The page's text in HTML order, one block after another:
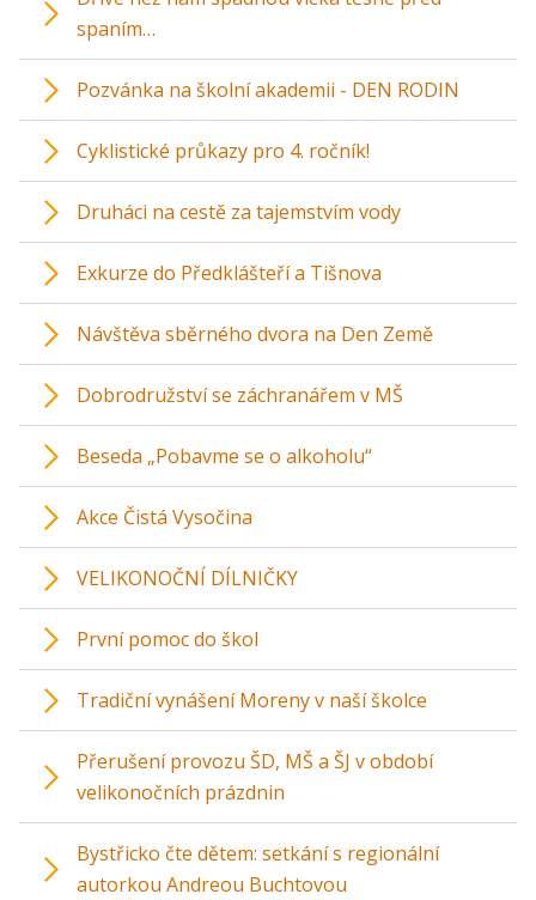
spaním…
Pozvánka na školní akademii - DEN RODIN
Cyklistické průkazy pro 4. ročník!
Druháci na cestě za tajemstvím vody
Exkurze do Předklášteří a Tišnova
Návštěva sběrného dvora na Den Země
Dobrodružství se záchranářem v MŠ
Beseda „Pobavme se o alkoholu“
Akce Čistá Vysočina
VELIKONOČNÍ DÍLNIČKY
První pomoc do škol
Tradiční vynášení Moreny v naší školce
Přerušení provozu ŠD, MŠ a ŠJ v období
velikonočních prázdnin
Bystřicko čte dětem: setkání s regionální
autorkou Andreou Buchtovou